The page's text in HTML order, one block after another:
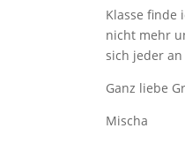
Klasse finde
nicht mehr
sich jeder
Ganz liebe
Mischa